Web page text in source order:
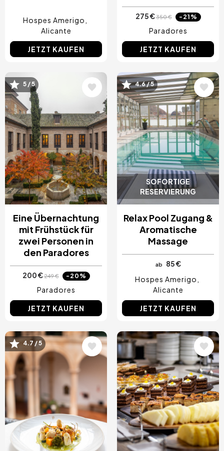
Hospes Amerigo
Alicante
JETZT KAUFEN
275 €350 € -21%
Paradores
JETZT KAUFEN
Bild5 / 5
Eine Übernachtung
mit Frühstück für
zwei Personen in
den Paradores
200 €249 € -20%
Paradores
JETZT KAUFEN
SOFORTIGE
RESERVIERUNG
Bild4.6 / 5
Relax Pool Zugang &
Aromatische
Massage
ab
85 €
Hospes Amerigo
Alicante
JETZT KAUFEN
Bild4.7 / 5 Bild